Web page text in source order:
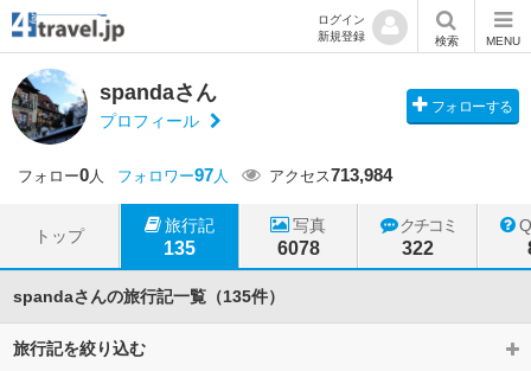
ログイン
新規登録
検索 MENU
spandaさん
プロフィール
フォローする
フォロー0人 フォロワー97人 アクセス713,984
トップ
旅行記
135
写真
6078
クチコミ
322
spandaさんの旅行記一覧（135件）
旅行記を絞り込む